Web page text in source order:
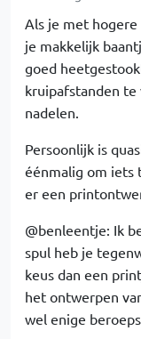
Als je met
je makkelijk
goed
kruipafstanden
nadelen.
Persoonlijk is
éénmalig om iets
er een
@benleentje: Ik
spul heb je
keus dan een
het ontwerpen
wel enige